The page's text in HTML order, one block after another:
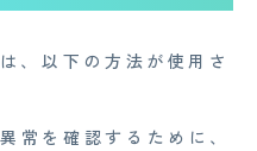
、以下の方法が使用さ
常を確認するために、